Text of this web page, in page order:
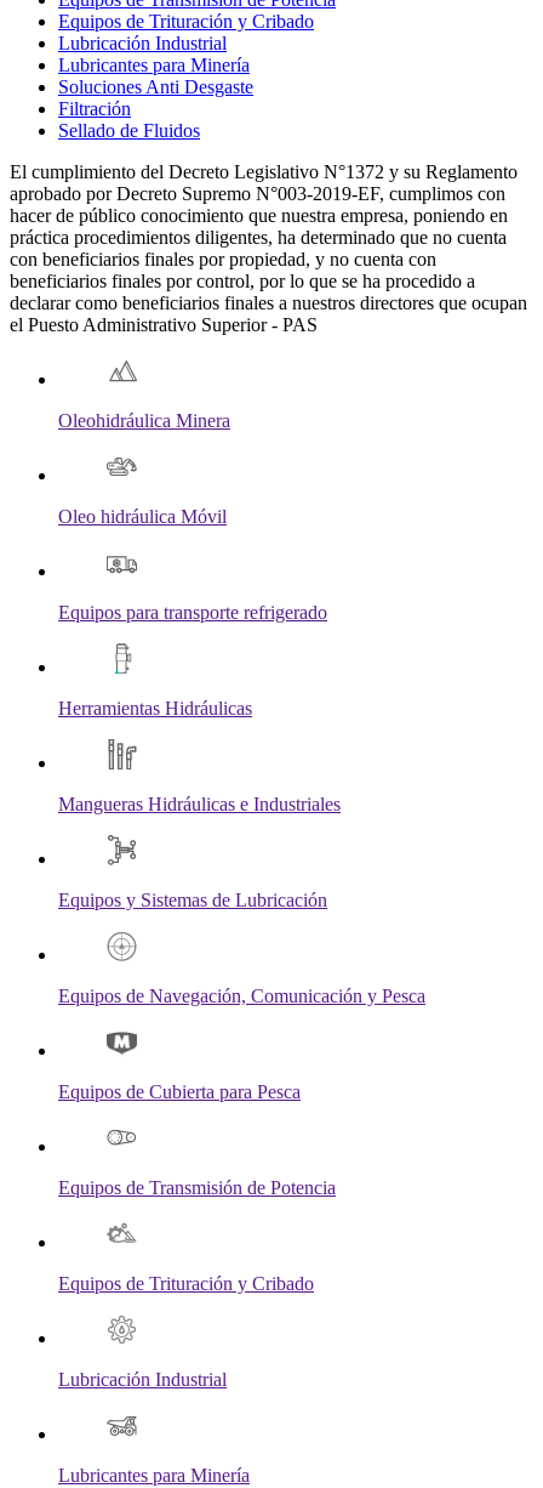
Equipos de Trituración y Cribado
Lubricación Industrial
Lubricantes para Minería
Soluciones Anti Desgaste
Filtración
Sellado de Fluidos
El cumplimiento del Decreto Legislativo N°1372 y su Reglamento
aprobado por Decreto Supremo N°003-2019-EF, cumplimos con
hacer de público conocimiento que nuestra empresa, poniendo en
práctica procedimientos diligentes, ha determinado que no cuenta
con beneficiarios finales por propiedad, y no cuenta con
beneficiarios finales por control, por lo que se ha procedido a
declarar como beneficiarios finales a nuestros directores que ocupan
el Puesto Administrativo Superior - PAS
Oleohidráulica Minera
Oleo hidráulica Móvil
Equipos para transporte refrigerado
Herramientas Hidráulicas
Mangueras Hidráulicas e Industriales
Equipos y Sistemas de Lubricación
Equipos de Navegación, Comunicación y Pesca
Equipos de Cubierta para Pesca
Equipos de Transmisión de Potencia
Equipos de Trituración y Cribado
Lubricación Industrial
Lubricantes para Minería